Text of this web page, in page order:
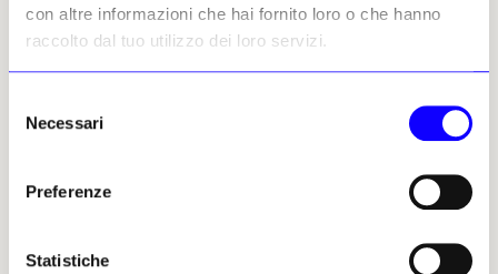
con altre informazioni che hai fornito loro o che hanno
raccolto dal tuo utilizzo dei loro servizi.
delNecessari
Preferenze
Statistiche
GLI AMICI DEI MOSTRI
L'ufficio postale nel mezzo
di piazza San Pietro
trouvailles di Gaggero &
NEWS GLI AMICI DEI MOSTRI
In Germania una chiesa ha
anche il suo motel
Gli amici dei mostri • Le
trouvailles di Gaggero &
collezionisti di mostri